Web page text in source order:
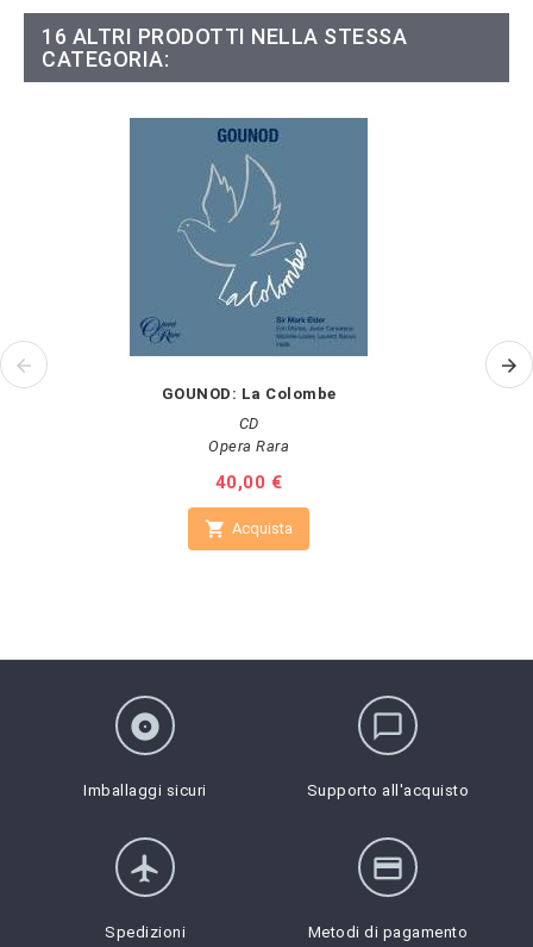
16 ALTRI PRODOTTI NELLA STESSA
CATEGORIA:
GOUNOD: La Colombe
CD
Opera Rara
Prezzo
40,00 €
 Acquista
album
Imballaggi sicuri
chat_bubble_outline
Supporto all'acquisto
flight
Spedizioni
credit_card
Metodi di pagamento